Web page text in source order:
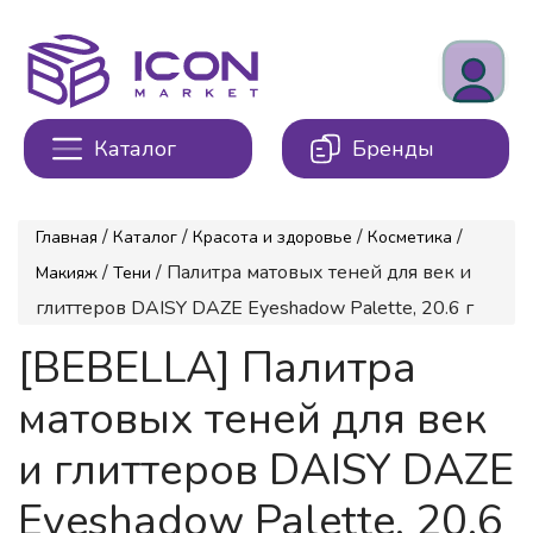
Каталог Бренды
Главная / Каталог / Красота и здоровье / Косметика /
Макияж / Тени / Палитра матовых теней для век и
глиттеров DAISY DAZE Eyeshadow Palette, 20.6 г
[BEBELLA] Палитра
матовых теней для век
и глиттеров DAISY DAZE